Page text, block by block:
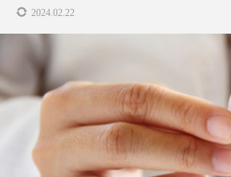
横浜市おすすめの歯がボロボロの
2025.10.21
2024.02.22